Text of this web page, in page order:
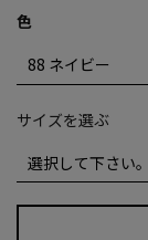
色
サイズを選ぶ